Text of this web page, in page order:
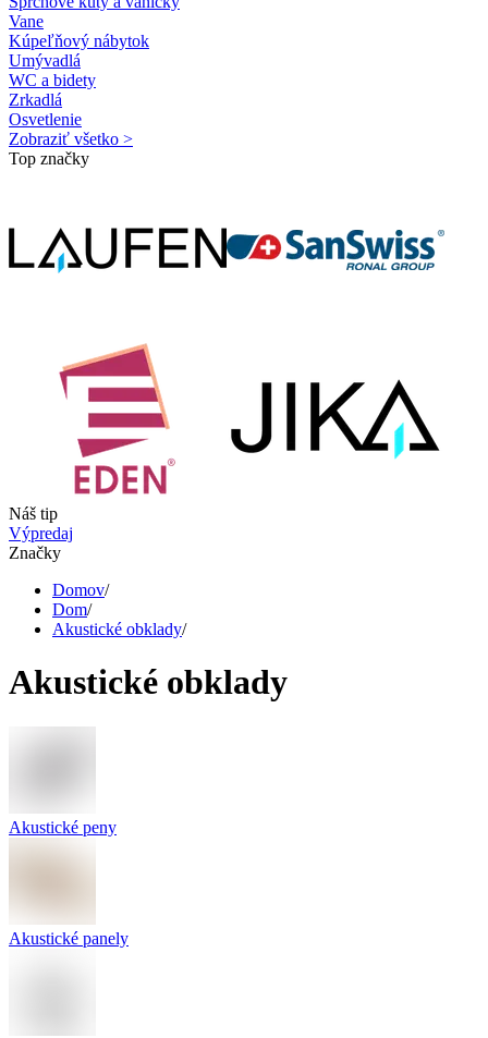
Vane
Kúpeľňový nábytok
Umývadlá
WC a bidety
Zrkadlá
Osvetlenie
Zobraziť všetko >
Top značky
Náš tip
Výpredaj
Značky
Domov/
Dom/
Akustické obklady/
Akustické obklady
Akustické peny
Akustické panely